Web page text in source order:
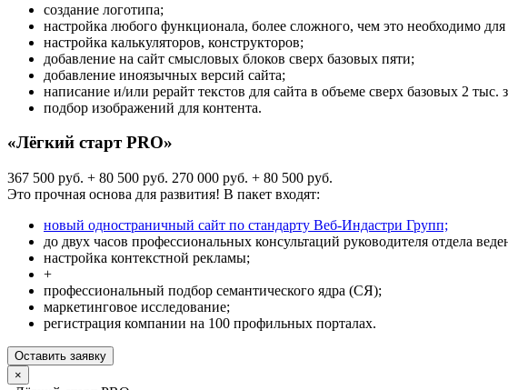
создание логотипа;
настройка любого функционала, более сложного, чем это необходимо
настройка калькуляторов, конструкторов;
добавление на сайт смысловых блоков сверх базовых пяти;
добавление иноязычных версий сайта;
написание и/или рерайт текстов для сайта в объеме сверх базовых 2 тыс.
подбор изображений для контента.
«Лёгкий старт PRO»
367 500 руб. + 80 500 руб. 270 000 руб. + 80 500 руб.
Это прочная основа для развития! В пакет входят:
новый одностраничный сайт по стандарту Веб-Индастри Групп;
до двух часов профессиональных консультаций руководителя отдела
настройка контекстной рекламы;
+
профессиональный подбор семантического ядра (СЯ);
маркетинговое исследование;
регистрация компании на 100 профильных порталах.
Оставить заявку
×